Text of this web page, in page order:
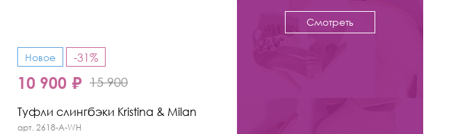
Новое -31%
10 900 ₽ 15 900
Туфли слингбэки Kristina & Milan
арт. 2618-A-WH
Смотреть